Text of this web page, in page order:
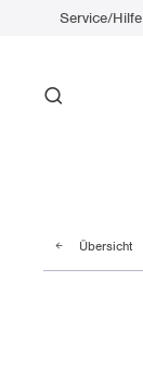
Service/Hilfe
Übersicht